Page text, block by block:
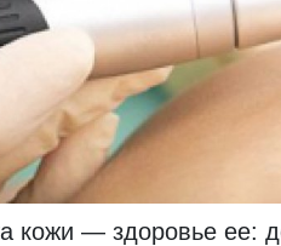
кожи — здоровье ее: